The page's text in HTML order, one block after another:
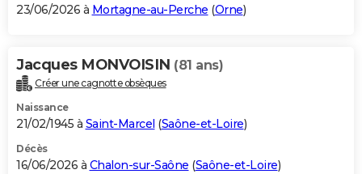
23/06/2026 à Mortagne-au-Perche (Orne)
Jacques MONVOISIN (81 ans)
Créer une cagnotte obsèques
Naissance
21/02/1945 à Saint-Marcel (Saône-et-Loire)
Décès
16/06/2026 à Chalon-sur-Saône (Saône-et-Loire)